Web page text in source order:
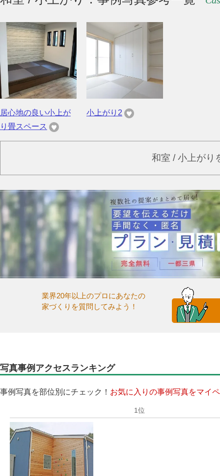
居心地の良い小上が
り畳スペース
小上がり2
和室 / 小上がり
業界20年以上のプロにあなたの
家づくりを質問してみよう！
写真事例アクセスランキング
事例写真を部位別にチェック！ お気に入りの事例写真をマイ